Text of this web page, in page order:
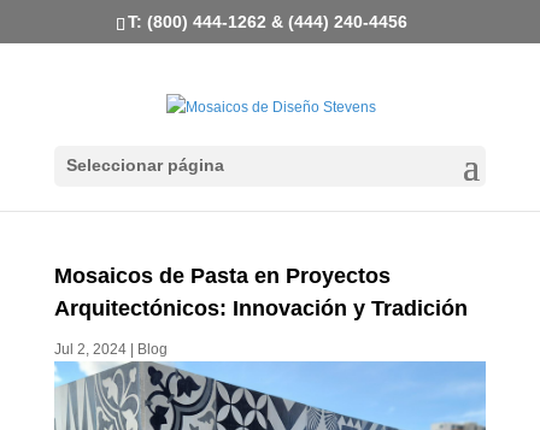
T: (800) 444-1262 & (444) 240-4456
Seleccionar página
Mosaicos de Pasta en Proyectos
Arquitectónicos: Innovación y Tradición
Jul 2, 2024| Blog